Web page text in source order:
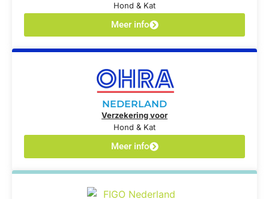
Hond & Kat
Meer info
NEDERLAND
Verzekering voor
Hond & Kat
Meer info